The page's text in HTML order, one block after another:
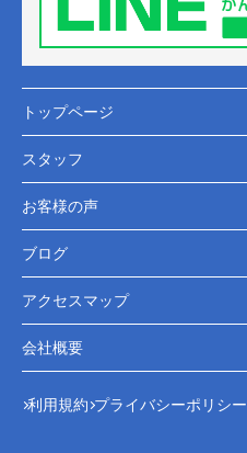
トップページ
スタッフ
お客様の声
ブログ
アクセスマップ
会社概要
利用規約 プライバシーポリシー